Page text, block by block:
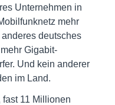
Unternehmen in
mehr
deutsches
Gigabit-
Und kein anderer
im Land.
11 Millionen